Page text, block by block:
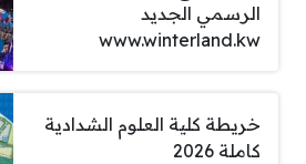
الرسمي الجديد
www.winterland.kw
خريطة كلية العلوم الشدادية
كاملة 2026